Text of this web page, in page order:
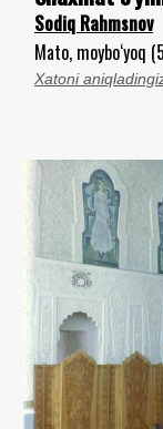
Sodiq Rahmsnov
Mato, moybo‘yoq
Xatoni